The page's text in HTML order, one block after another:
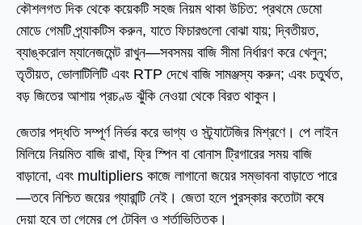
কৌশলগত দিক থেকে কয়েকটি সহজ নিয়ম থাকা উচিত: প্রথমে ডেমো
মোডে গেমটি প্র্যাকটিস করুন, যাতে ফিচারগুলো বোঝা যায়; দ্বিতীয়ত,
ব্যাঙ্করোল ম্যানেজমেন্ট রাখুন—সবসময় বাজি সীমা নির্ধারণ করে খেলুন;
তৃতীয়ত, ভোলাটিলিটি এবং RTP দেখে বাজি সামঞ্জস্য করুন; এবং চতুর্থত,
বড় জিতের আশায় প্রচণ্ড ঝুঁকি নেওয়া থেকে বিরত থাকুন।
জেতার পদ্ধতি সম্পূর্ণ নির্ভর করে ভাগ্য ও স্ট্র্যাটেজির মিশ্রণে। পে লাইন
মিলিয়ে নিয়মিত বাজি রাখা, ফ্রি স্পিন বা বোনাস ট্রিগারের সময় বাজি
বাড়ানো, এবং multipliers কাজে লাগানো জয়ের সম্ভাবনা বাড়াতে পারে
—তবে নিশ্চিত জয়ের গ্যারান্টি নেই। জেতা হলে পুরস্কার কতোটা কষে
দেয়া হবে তা গেমের পে টেবিল ও শর্তাভিত্তিক।